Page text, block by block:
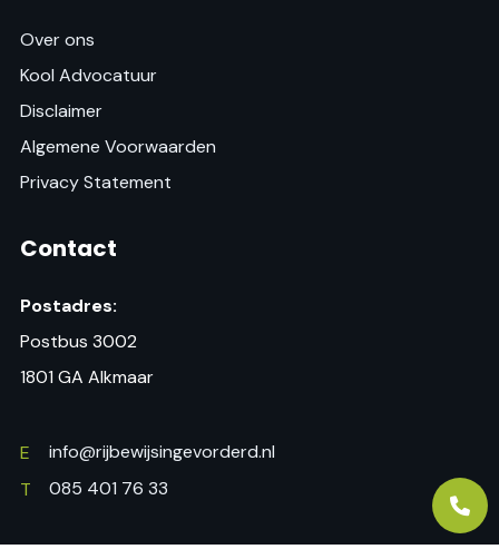
Over ons
Kool Advocatuur
Disclaimer
Algemene Voorwaarden
Privacy Statement
Contact
Postadres:
Postbus 3002
1801 GA Alkmaar
E
info@rijbewijsingevorderd.nl
T
085 401 76 33